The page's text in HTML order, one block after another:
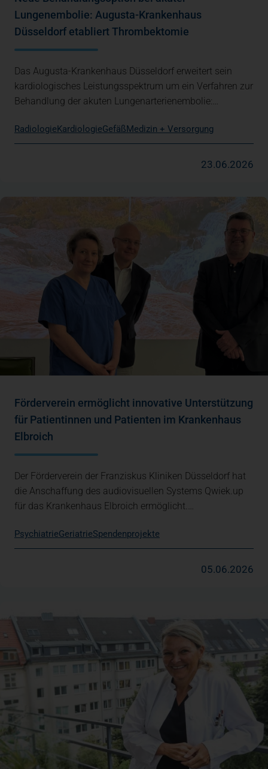
Lungenembolie: Augusta-Krankenhaus
Düsseldorf etabliert Thrombektomie
Das Augusta-Krankenhaus Düsseldorf erweitert sein
kardiologisches Leistungsspektrum um ein Verfahren zur
Behandlung der akuten Lungenarterienembolie:…
RadiologieKardiologieGefäßMedizin + Versorgung
23.06.2026
Förderverein ermöglicht innovative Unterstützung
für Patientinnen und Patienten im Krankenhaus
Elbroich
Der Förderverein der Franziskus Kliniken Düsseldorf hat
die Anschaffung des audiovisuellen Systems Qwiek.up
für das Krankenhaus Elbroich ermöglicht.…
PsychiatrieGeriatrieSpendenprojekte
05.06.2026